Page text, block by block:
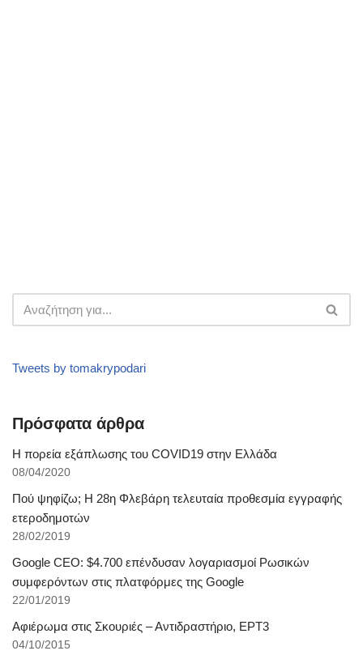
Tweets by tomakrypodari
Πρόσφατα άρθρα
Η πορεία εξάπλωσης του COVID19 στην Ελλάδα
08/04/2020
Πού ψηφίζω; Η 28η Φλεβάρη τελευταία προθεσμία εγγραφής
ετεροδημοτών
28/02/2019
Google CEO: $4.700 επένδυσαν λογαριασμοί Ρωσικών
συμφερόντων στις πλατφόρμες της Google
22/01/2019
Αφιέρωμα στις Σκουριές – Αντιδραστήριο, ΕΡΤ3
04/10/2015